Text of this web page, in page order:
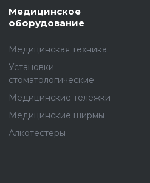
Медицинское
оборудование
Медицинская техника
Установки
стоматологические
Медицинские тележки
Медицинские ширмы
Алкотестеры